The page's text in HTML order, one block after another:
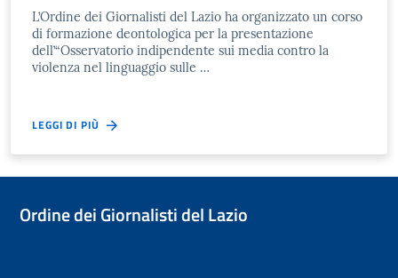
L’Ordine dei Giornalisti del Lazio ha organizzato un corso
di formazione deontologica per la presentazione
dell’“Osservatorio indipendente sui media contro la
violenza nel linguaggio sulle …
LEGGI DI PIÙ
Ordine dei Giornalisti del Lazio